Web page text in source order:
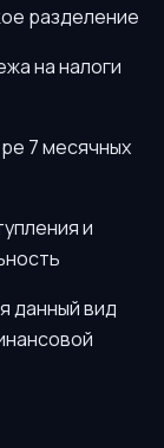
разделение
на налоги
7 месячных
и
данный вид